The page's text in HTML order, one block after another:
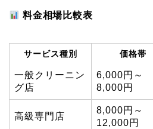
料金相場比較表
サービス種別 価格帯
一般クリーニン
グ店
6,000円～
8,000円
高級専門店
8,000円～
12,000円